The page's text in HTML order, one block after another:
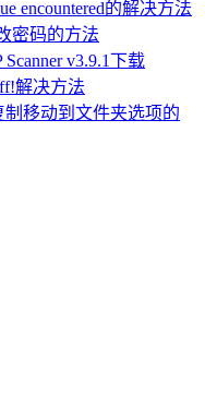
encountered的解决方法
密码的方法
v3.9.1下载
解决方法
移动到文件夹选项的